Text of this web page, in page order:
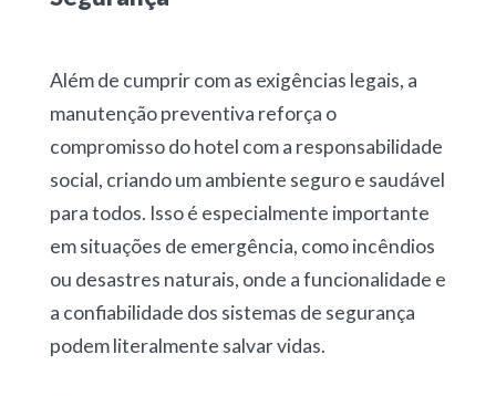
Além de cumprir com as exigências legais, a
manutenção preventiva reforça o
compromisso do hotel com a responsabilidade
social, criando um ambiente seguro e saudável
para todos. Isso é especialmente importante
em situações de emergência, como incêndios
ou desastres naturais, onde a funcionalidade e
a confiabilidade dos sistemas de segurança
podem literalmente salvar vidas.